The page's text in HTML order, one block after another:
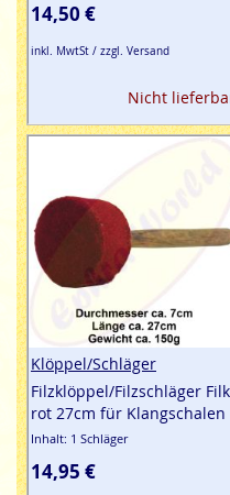
14,50 €
inkl. MwtSt / zzgl. Versand
Nicht
Klöppel/Schläger
Filzklöppel/Filzschläger
rot 27cm für Klangschalen
Inhalt: 1 Schläger
14,95 €